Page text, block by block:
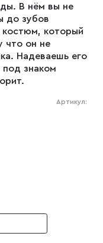
В нём вы не
до зубов
костюм, который
что он не
Надеваешь его
знаком
Артикул: